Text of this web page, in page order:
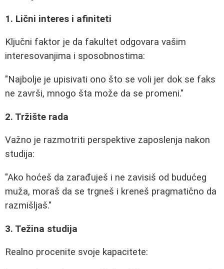
1. Lični interes i afiniteti
Ključni faktor je da fakultet odgovara vašim
interesovanjima i sposobnostima:
"Najbolje je upisivati ono što se voli jer dok se faks
ne završi, mnogo šta može da se promeni."
2. Tržište rada
Važno je razmotriti perspektive zaposlenja nakon
studija:
"Ako hoćeš da zarađuješ i ne zavisiš od budućeg
muža, moraš da se trgneš i kreneš pragmatično da
razmišljaš."
3. Težina studija
Realno procenite svoje kapacitete: